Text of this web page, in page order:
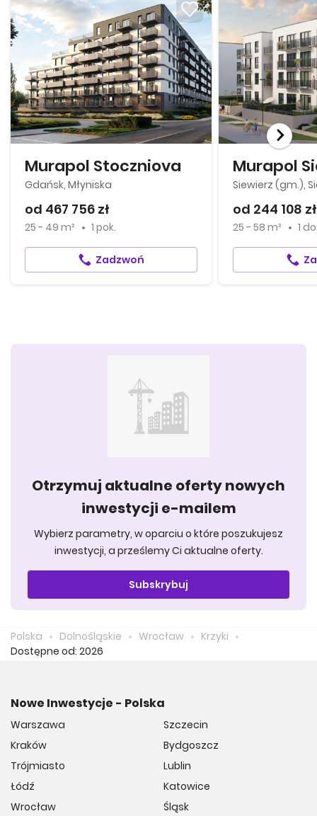
Murapol Stoczniova
Gdańsk, Młyniska
od 467 756 zł
25 - 49 m² 1 pok.
Zadzwoń
Siewierz (gm.),
od 244 108 zł
25 - 58 m² 1
Otrzymuj aktualne oferty nowych
inwestycji e-mailem
Wybierz parametry, w oparciu o które poszukujesz
inwestycji, a prześlemy Ci aktualne oferty.
Subskrybuj
Polska Dolnośląskie Wrocław
Krzyki
Dostępne od: 2026
Nowe Inwestycje - Polska
Warszawa
Kraków
Trójmiasto
Łódź
Wrocław
Szczecin
Bydgoszcz
Lublin
Katowice
Śląsk